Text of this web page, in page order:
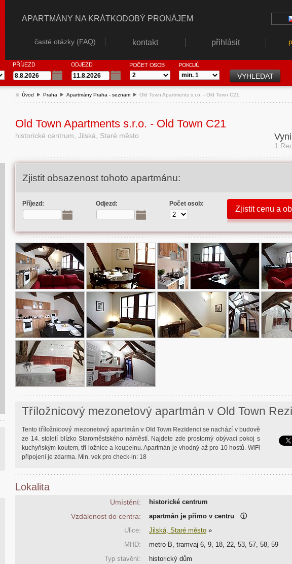
APARTMÁNY NA KRÁTKODOBÝ PRONÁJEM
časté otázky (FAQ) kontakt přihlásit
PŘÍJEZD ODJEZD POČET OSOB POKOJŮ
Úvod Praha Apartmány Praha - seznam Old Town Apartments s.r.o. - Old Town C21
Old Town Apartments s.r.o. - Old Town C21
historické centrum, Jilská, Staré město
1
Zjistit obsazenost tohoto apartmánu:
Příjezd: Odjezd: Počet osob:
Tříložnicový mezonetový apartmán v Old Town
Tentotříložnicový mezonetový apartmán v Old Town Rezidenci se nachází v budově
ze 14. století blízko Staroměstského náměstí. Najdete zde prostorný obývací pokoj s
kuchyňským koutem, tři ložnice a koupelnu. Apartmán je vhodný až pro 10 hostů. WiFi
připojení je zdarma. Min. vek pro check-in: 18
Lokalita
Umístění: historické centrum
Vzdálenost do centra: apartmán je přímo v centru ⓘ
Ulice:
Jilská, Staré město »
MHD:
metro B, tramvaj 6, 9, 18, 22, 53, 57, 58, 59
Typ stavění:
historický dům